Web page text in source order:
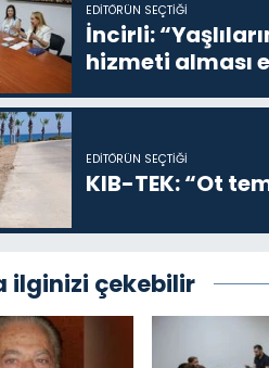
EDITÖRÜN SEÇTIĞI
İncirli:
hizmeti alması
EDITÖRÜN SEÇTIĞI
KIB-TEK: “Ot
ilginizi çekebilir